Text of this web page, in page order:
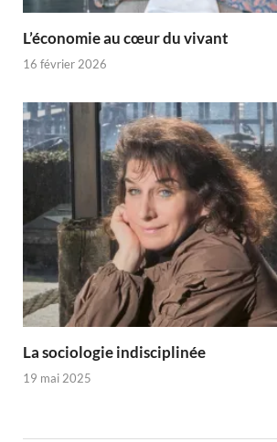
L’économie au cœur du vivant
16 février 2026
La sociologie indisciplinée
19 mai 2025